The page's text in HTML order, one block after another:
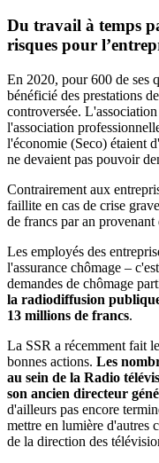
Du travail à temps
risques pour
En 2020, pour 600 de ses
bénéficié des prestations
controversée.
l'association
l'économie (Seco) étaient
ne devaient pas pouvoir
Contrairement aux
faillite en cas de crise
de francs par an
Les employés des
l'assurance chômage –
demandes de chômage
la radiodiffusion
13 millions de francs.
La SSR a récemment fait
bonnes actions. Les
au sein de la Radio
son ancien directeur
d'ailleurs pas encore
mettre en lumière d'autres
de la direction des